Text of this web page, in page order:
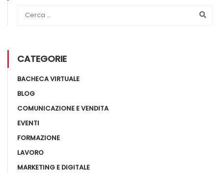
CATEGORIE
BACHECA VIRTUALE
BLOG
COMUNICAZIONE E VENDITA
EVENTI
FORMAZIONE
LAVORO
MARKETING E DIGITALE